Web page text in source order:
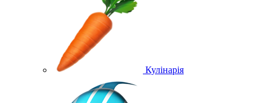
Кулінарія